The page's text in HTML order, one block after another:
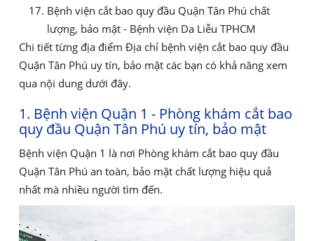
Bệnh viện cắt bao quy đầu Quận Tân Phú chất
lượng, bảo mật - Bệnh viện Da Liễu TPHCM
Chi tiết từng địa điểm Địa chỉ bệnh viện cắt bao quy đầu
Quận Tân Phú uy tín, bảo mật các bạn có khả năng xem
qua nội dung dưới đây.
1. Bệnh viện Quận 1 - Phòng khám cắt bao
quy đầu Quận Tân Phú uy tín, bảo mật
Bệnh viện Quận 1 là nơi Phòng khám cắt bao quy đầu
Quận Tân Phú an toàn, bảo mật chất lượng hiệu quả
nhất mà nhiều người tìm đến.